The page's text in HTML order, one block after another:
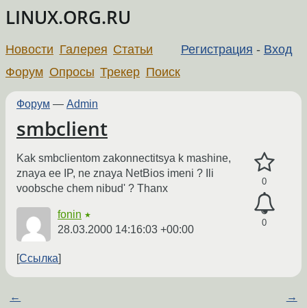
LINUX.ORG.RU
Регистрация - Вход
Новости Галерея Статьи
Форум Опросы Трекер Поиск
Форум — Admin
smbclient
0
0
Kak smbclientom zakonnectitsya k mashine,
znaya ee IP, ne znaya NetBios imeni ? Ili
voobsche chem nibud' ? Thanx
fonin ★
28.03.2000 14:16:03 +00:00
Ссылка
← →